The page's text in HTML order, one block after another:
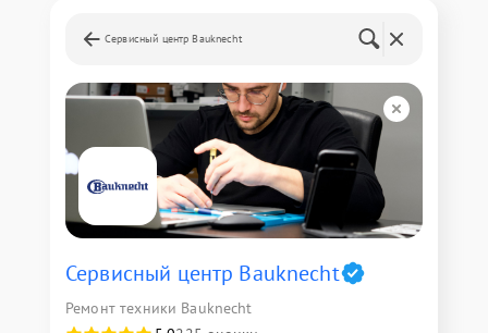
Сервисный центр Bauknecht
Сервисный центр Bauknecht
Ремонт техники Bauknecht